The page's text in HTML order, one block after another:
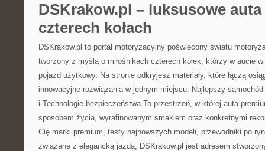
DSKrakow.pl – luksusowe
czterech kołach
DSKrakow.pl to portal motoryzacyjny poświęcony światu
tworzony z myślą o miłośnikach czterech kółek, którzy w aucie
pojazd użytkowy. Na stronie odkryjesz materiały, które łączą
innowacyjne rozwiązania w jednym miejscu. Najlepszy
i Technologie bezpieczeństwa.To przestrzeń, w której auta
sposobem życia, wyrafinowanym smakiem oraz konkretnymi
Cię marki premium, testy najnowszych modeli, przewodniki po
związane z elegancką jazdą, DSKrakow.pl jest adresem